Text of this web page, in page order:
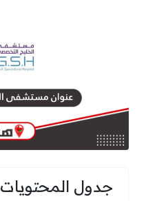
جدول المحتويات